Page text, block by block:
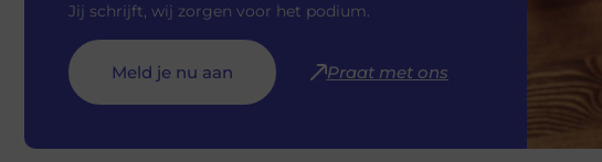
Jij schrijft, wij zorgen voor het podium.
Meld je nu aan Praat met ons